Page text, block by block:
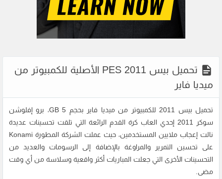
تحميل بيس 2011 PES الأصلية للكمبيوتر من
ميديا فاير
تحميل بيس 2011 للكمبيوتر من ميديا فاير بحجم 5 GB، برو إفلوشن
سوكر 2011 إحدي العاب كرة القدم الرائعة التي تلقت تحسينات عديدة
نالت إعجاب ملايين المستخدمين، حيث عملت الشركة المطورة Konami
على تحسين التمرير والمراوغة بالإضافة إلى الرسومات والعديد من
التحسينات الأخرى التي جعلت المباريات أكثر واقعية وسلاسة من أي وقت
مضى.